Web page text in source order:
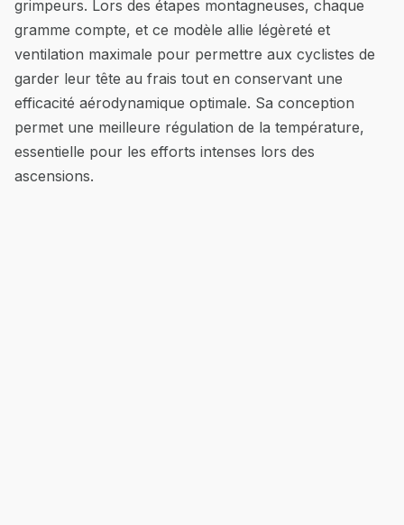
grimpeurs. Lors des étapes montagneuses, chaque
gramme compte, et ce modèle allie légèreté et
ventilation maximale pour permettre aux cyclistes de
garder leur tête au frais tout en conservant une
efficacité aérodynamique optimale. Sa conception
permet une meilleure régulation de la température,
essentielle pour les efforts intenses lors des
ascensions.